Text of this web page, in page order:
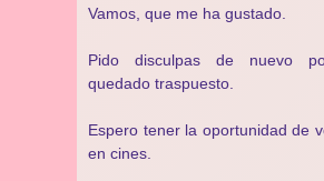
Vamos, que me ha gustado.
Pido disculpas de nuevo
quedado traspuesto.
Espero tener la oportunidad de
en cines.